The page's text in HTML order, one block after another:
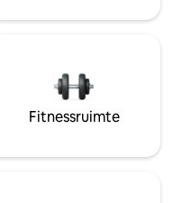
Fitnessruimte